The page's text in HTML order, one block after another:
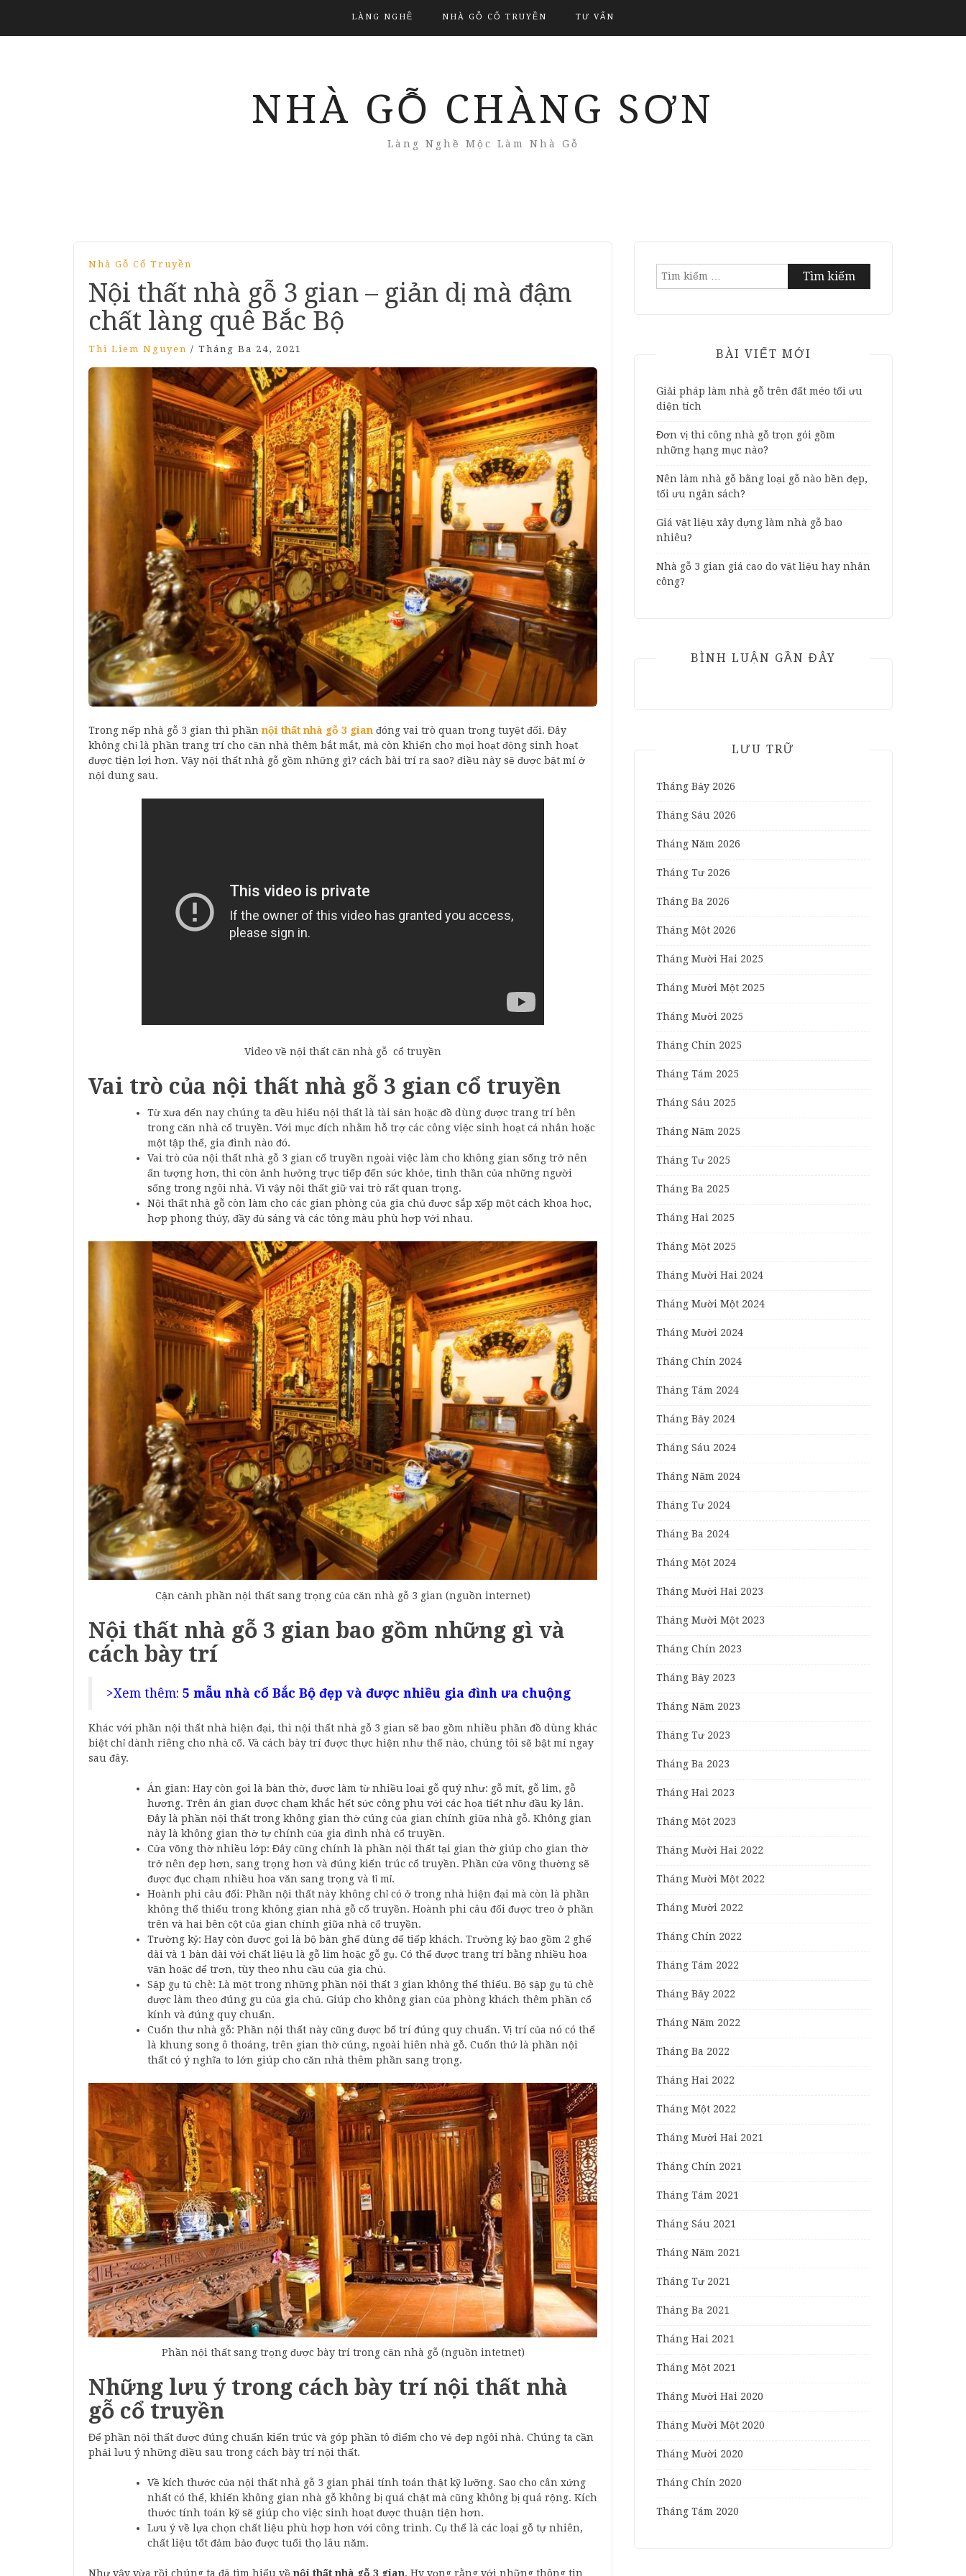
LÀNG NGHỀ NHÀ GỖ CỔ TRUYỀN TƯ VẤN
NHÀ GỖ CHÀNG SƠN
Làng Nghề Mộc Làm Nhà Gỗ
Nhà Gỗ Cổ Truyền
Nội thất nhà gỗ 3 gian – giản dị mà đậm
chất làng quê Bắc Bộ
Thi Liem Nguyen / Tháng Ba 24, 2021
Trong nếp nhà gỗ 3 gian thì phần nội thất nhà gỗ 3 gian đóng vai trò quan trọng tuyệt đối. Đây
không chỉ là phần trang trí cho căn nhà thêm bắt mắt, mà còn khiến cho mọi hoạt động sinh hoạt
được tiện lợi hơn. Vậy nội thất nhà gỗ gồm những gì? cách bài trí ra sao? điều này sẽ được bật mí ở
nội dung sau.
Video về nội thất căn nhà gỗ cổ truyền
Vai trò của nội thất nhà gỗ 3 gian cổ truyền
Từ xưa đến nay chúng ta đều hiểu nội thất là tài sản hoặc đồ dùng được trang trí bên
trong căn nhà cổ truyền. Với mục đích nhằm hỗ trợ các công việc sinh hoạt cá nhân hoặc
một tập thể, gia đình nào đó.
Vai trò của nội thất nhà gỗ 3 gian cổ truyền ngoài việc làm cho không gian sống trở nên
ấn tượng hơn, thì còn ảnh hưởng trực tiếp đến sức khỏe, tinh thần của những người
sống trong ngôi nhà. Vì vậy nội thất giữ vai trò rất quan trọng.
Nội thất nhà gỗ còn làm cho các gian phòng của gia chủ được sắp xếp một cách khoa học,
hợp phong thủy, đầy đủ sáng và các tông màu phù hợp với nhau.
Cận cảnh phần nội thất sang trọng của căn nhà gỗ 3 gian (nguồn internet)
Nội thất nhà gỗ 3 gian bao gồm những gì và
cách bày trí
>Xem thêm: 5 mẫu nhà cổ Bắc Bộ đẹp và được nhiều gia đình ưa chuộng
Khác với phần nội thất nhà hiện đại, thì nội thất nhà gỗ 3 gian sẽ bao gồm nhiều phần đồ dùng khác
biệt chỉ dành riêng cho nhà cổ. Và cách bày trí được thực hiện như thế nào, chúng tôi sẽ bật mí ngay
sau đây.
Án gian: Hay còn gọi là bàn thờ, được làm từ nhiều loại gỗ quý như: gỗ mít, gỗ lim, gỗ
hương. Trên án gian được chạm khắc hết sức công phu với các họa tiết như đầu kỳ lân.
Đây là phần nội thất trong không gian thờ cúng của gian chính giữa nhà gỗ. Không gian
này là không gian thờ tự chính của gia đình nhà cổ truyền.
Cửa võng thờ nhiều lớp: Đây cũng chính là phần nội thất tại gian thờ giúp cho gian thờ
trở nên đẹp hơn, sang trọng hơn và đúng kiến trúc cổ truyền. Phần cửa võng thường sẽ
được đục chạm nhiều hoa văn sang trọng và tỉ mỉ.
Hoành phi câu đối: Phần nội thất này không chỉ có ở trong nhà hiện đại mà còn là phần
không thể thiếu trong không gian nhà gỗ cổ truyền. Hoành phi câu đối được treo ở phần
trên và hai bên cột của gian chính giữa nhà cổ truyền.
Trường kỷ: Hay còn được gọi là bộ bàn ghế dùng để tiếp khách. Trường kỷ bao gồm 2 ghế
dài và 1 bàn dài với chất liệu là gỗ lim hoặc gỗ gụ. Có thể được trang trí bằng nhiều hoa
văn hoặc để trơn, tùy theo nhu cầu của gia chủ.
Sập gụ tủ chè: Là một trong những phần nội thất 3 gian không thể thiếu. Bộ sập gụ tủ chè
được làm theo đúng gu của gia chủ. Giúp cho không gian của phòng khách thêm phần cổ
kính và đúng quy chuẩn.
Cuốn thư nhà gỗ: Phần nội thất này cũng được bố trí đúng quy chuẩn. Vị trí của nó có thể
là khung song ô thoáng, trên gian thờ cúng, ngoài hiên nhà gỗ. Cuốn thứ là phần nội
thất có ý nghĩa to lớn giúp cho căn nhà thêm phần sang trọng.
Phần nội thất sang trọng được bày trí trong căn nhà gỗ (nguồn intetnet)
Những lưu ý trong cách bày trí nội thất nhà
gỗ cổ truyền
Để phần nội thất được đúng chuẩn kiến trúc và góp phần tô điểm cho vẻ đẹp ngôi nhà. Chúng ta cần
phải lưu ý những điều sau trong cách bày trí nội thất.
Về kích thước của nội thất nhà gỗ 3 gian phải tính toán thật kỹ lưỡng. Sao cho cân xứng
nhất có thể, khiến không gian nhà gỗ không bị quá chật mà cũng không bị quá rộng. Kích
thước tính toán kỹ sẽ giúp cho việc sinh hoạt được thuận tiện hơn.
Lưu ý về lựa chọn chất liệu phù hợp hơn với công trình. Cụ thể là các loại gỗ tự nhiên,
chất liệu tốt đảm bảo được tuổi thọ lâu năm.
Như vậy vừa rồi chúng ta đã tìm hiểu về nội thất nhà gỗ 3 gian. Hy vọng rằng với những thông tin
Tìm
BÀI VIẾT MỚI
Giải pháp làm nhà gỗ trên đất méo tối ưu
diện tích
Đơn vị thi công nhà gỗ trọn gói gồm
những hạng mục nào?
Nên làm nhà gỗ bằng loại gỗ nào bền đẹp,
tối ưu ngân sách?
Giá vật liệu xây dựng làm nhà gỗ bao
nhiêu?
Nhà gỗ 3 gian giá cao do vật liệu hay nhân
công?
BÌNH LUẬN GẦN ĐÂY
LƯU TRỮ
Tháng Bảy 2026
Tháng Sáu 2026
Tháng Năm 2026
Tháng Tư 2026
Tháng Ba 2026
Tháng Một 2026
Tháng Mười Hai 2025
Tháng Mười Một 2025
Tháng Mười 2025
Tháng Chín 2025
Tháng Tám 2025
Tháng Sáu 2025
Tháng Năm 2025
Tháng Tư 2025
Tháng Ba 2025
Tháng Hai 2025
Tháng Một 2025
Tháng Mười Hai 2024
Tháng Mười Một 2024
Tháng Mười 2024
Tháng Chín 2024
Tháng Tám 2024
Tháng Bảy 2024
Tháng Sáu 2024
Tháng Năm 2024
Tháng Tư 2024
Tháng Ba 2024
Tháng Một 2024
Tháng Mười Hai 2023
Tháng Mười Một 2023
Tháng Chín 2023
Tháng Bảy 2023
Tháng Năm 2023
Tháng Tư 2023
Tháng Ba 2023
Tháng Hai 2023
Tháng Một 2023
Tháng Mười Hai 2022
Tháng Mười Một 2022
Tháng Mười 2022
Tháng Chín 2022
Tháng Tám 2022
Tháng Bảy 2022
Tháng Năm 2022
Tháng Ba 2022
Tháng Hai 2022
Tháng Một 2022
Tháng Mười Hai 2021
Tháng Chín 2021
Tháng Tám 2021
Tháng Sáu 2021
Tháng Năm 2021
Tháng Tư 2021
Tháng Ba 2021
Tháng Hai 2021
Tháng Một 2021
Tháng Mười Hai 2020
Tháng Mười Một 2020
Tháng Mười 2020
Tháng Chín 2020
Tháng Tám 2020